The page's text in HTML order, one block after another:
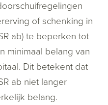
of schenking in
ab) te beperken tot
minimaal belang van
Dit betekent dat
ab niet langer
belang.